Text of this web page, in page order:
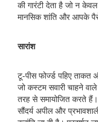
की गारंटी देता है जो न
मानसिक शांति और आपके
सारांश
टू-पीस फोर्ज्ड पहिए
जो कस्टम सवारी चाहने
तरह से समायोजित करते
सौंदर्य अपील और